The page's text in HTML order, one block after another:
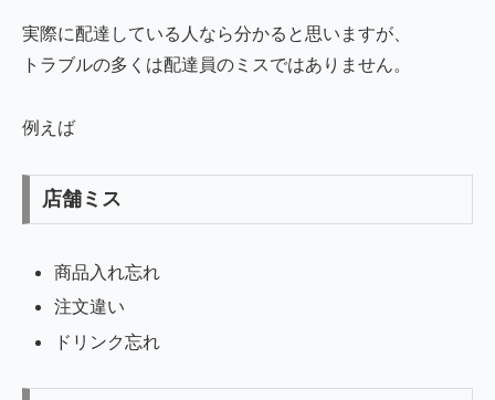
実際に配達している人なら分かると思いますが、
トラブルの多くは配達員のミスではありません。
例えば
店舗ミス
商品入れ忘れ
注文違い
ドリンク忘れ